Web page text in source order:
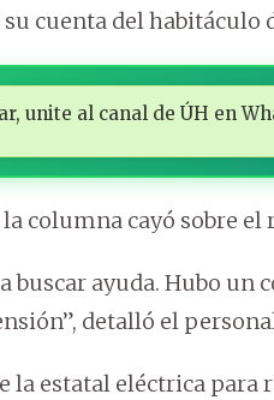
cuenta del habitáculo
unite al canal de ÚH en
columna cayó sobre
buscar ayuda. Hubo un
detalló el
la estatal eléctrica para